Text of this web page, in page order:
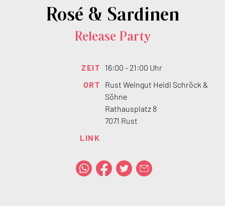
Rosé & Sardinen
Release Party
ZEIT
16:00 - 21:00 Uhr
ORT
Rust Weingut Heidi Schröck &
Söhne
Rathausplatz 8
7071 Rust
LINK